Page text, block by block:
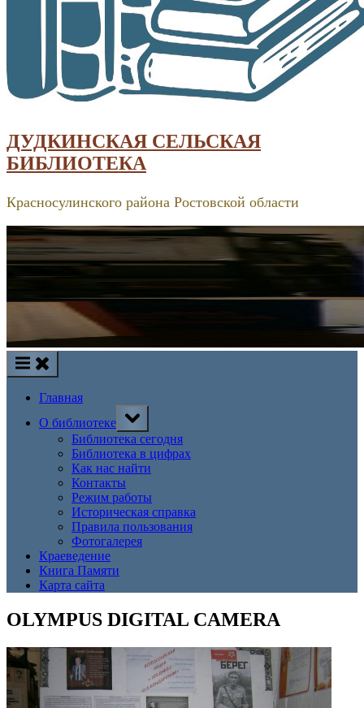
ДУДКИНСКАЯ СЕЛЬСКАЯ
БИБЛИОТЕКА
Красносулинского района Ростовской области
Главная
О библиотеке
Toggle
sub-
menu
Библиотека сегодня
Библиотека в цифрах
Как нас найти
Контакты
Режим работы
Историческая справка
Правила пользования
Фотогалерея
Краеведение
Книга Памяти
Карта сайта
OLYMPUS DIGITAL CAMERA